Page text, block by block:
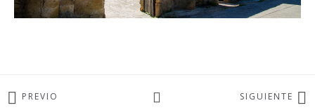
PREVIO SIGUIENTE